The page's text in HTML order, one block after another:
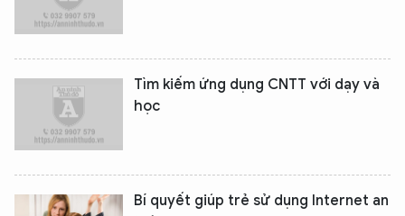
Tìm kiếm ứng dụng CNTT với dạy và
học
Bí quyết giúp trẻ sử dụng Internet an